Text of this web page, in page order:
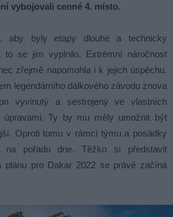
vybojovali cenné 4. místo.
aby byly etapy dlouhé a technicky
to se jim vyplnilo. Extrémní náročnost
zřejmě napomohla i k jejich úspěchu.
legendárního dálkového závodu znova
vyvinutý a sestrojený ve vlastních
úpravami. Ty by mu měly umožnit být
Oproti tomu v rámci týmu a posádky
na pořadu dne. Těžko si představit
plánu pro Dakar 2022 se právě začíná